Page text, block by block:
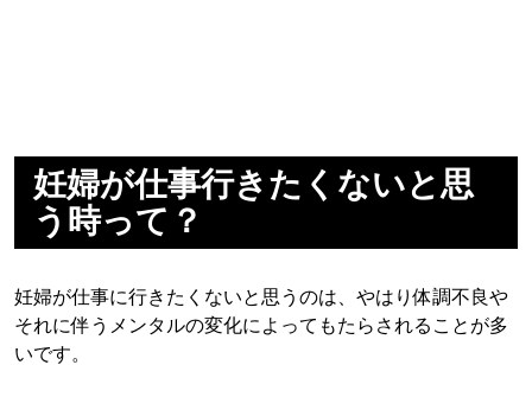
妊婦が仕事行きたくないと思
う時って？
妊婦が仕事に行きたくないと思うのは、やはり体調不良や
それに伴うメンタルの変化によってもたらされることが多
いです。